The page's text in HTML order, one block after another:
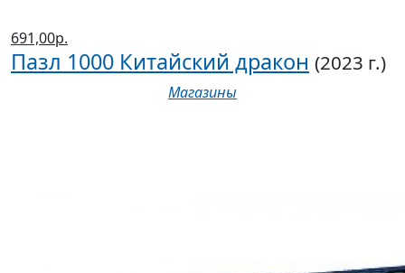
691,00р.
Пазл 1000 Китайский дракон (2023 г.)
Магазины